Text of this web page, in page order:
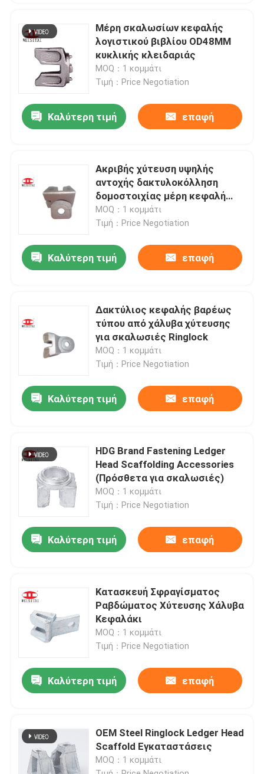
Προϊόντα
Περίπου εμείς
Γύρος εργοστασίων
Μας ελάτε σε επαφή με
Περιπτώσεις
Μέρη υλικών σκαλωσιάς χάλυβα
Μέρη υλικών σκαλωσιάς πλαισίων
Μέρη σκαλωσίων κεφαλής
λογιστικού βιβλίου OD48MM
κυκλικής κλειδαριάς
MOQ：1 κομμάτι
Τιμή：Price Negotiation
Καλύτερη τιμή επαφή
Ακριβής χύτευση υψηλής
αντοχής δακτυλοκόλληση
δομοστοιχίας μέρη κεφαλή
στήριξης
MOQ：1 κομμάτι
Τιμή：Price Negotiation
Καλύτερη τιμή επαφή
Δακτύλιος κεφαλής βαρέως
τύπου από χάλυβα χύτευσης
για σκαλωσιές Ringlock
MOQ：1 κομμάτι
Τιμή：Price Negotiation
Καλύτερη τιμή επαφή
HDG Brand Fastening Ledger
Head Scaffolding Accessories
(Πρόσθετα για σκαλωσιές)
MOQ：1 κομμάτι
Τιμή：Price Negotiation
Καλύτερη τιμή επαφή
Κατασκευή Σφραγίσματος
Ραβδώματος Χύτευσης Χάλυβα
Κεφαλάκι
MOQ：1 κομμάτι
Τιμή：Price Negotiation
Καλύτερη τιμή επαφή
OEM Steel Ringlock Ledger Head
Scaffold Εγκαταστάσεις
MOQ：1 κομμάτι